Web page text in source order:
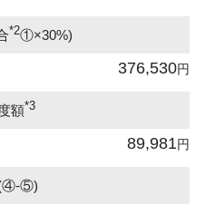
*2①×30%)
376,530円
額*3
89,981円
(④-⑤)